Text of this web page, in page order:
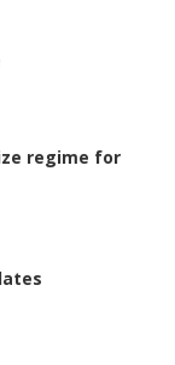
regime for